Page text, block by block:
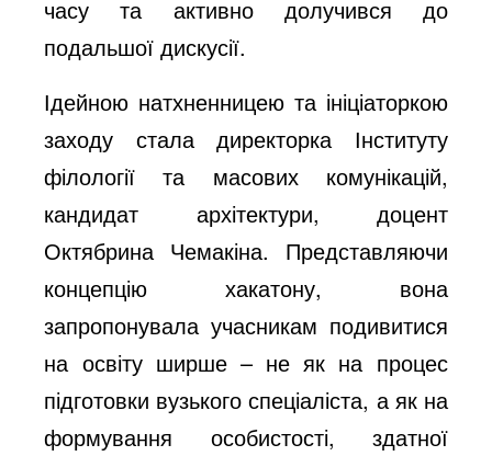
часу та активно долучився до
подальшої дискусії.
Ідейною натхненницею та ініціаторкою
заходу стала директорка Інституту
філології та масових комунікацій,
кандидат архітектури, доцент
Октябрина Чемакіна. Представляючи
концепцію хакатону, вона
запропонувала учасникам подивитися
на освіту ширше – не як на процес
підготовки вузького спеціаліста, а як на
формування особистості, здатної